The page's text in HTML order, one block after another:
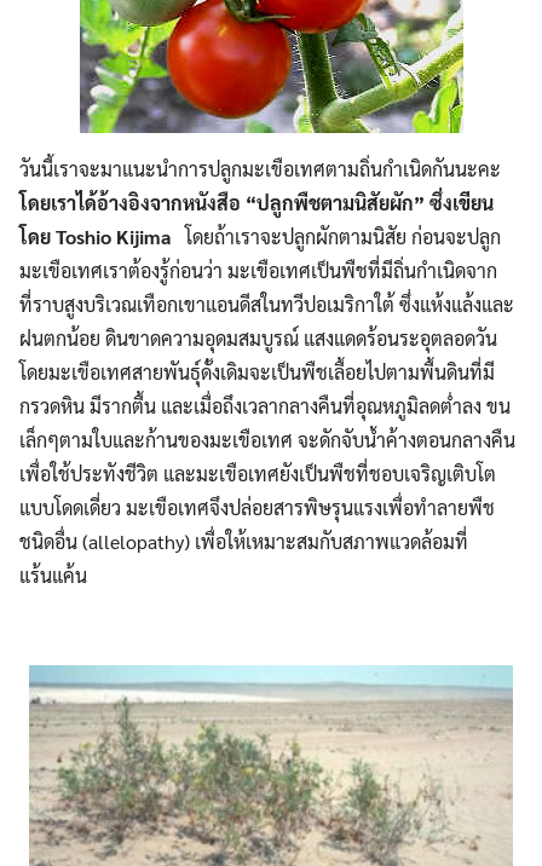
วันนี้เราจะมาแนะนำการปลูกมะเขือเทศตามถิ่นกำเนิดกันนะคะ
โดยเราได้อ้างอิงจากหนังสือ “ปลูกพืชตามนิสัยผัก” ซึ่งเขียน
โดย Toshio Kijima โดยถ้าเราจะปลูกผักตามนิสัย ก่อนจะปลูก
มะเขือเทศเราต้องรู้ก่อนว่า มะเขือเทศเป็นพืชที่มีถิ่นกำเนิดจาก
ที่ราบสูงบริเวณเทือกเขาแอนดีสในทวีปอเมริกาใต้ ซึ่งแห้งแล้งและ
ฝนตกน้อย ดินขาดความอุดมสมบูรณ์ แสงแดดร้อนระอุตลอดวัน
โดยมะเขือเทศสายพันธุ์ดั้งเดิมจะเป็นพืชเลื้อยไปตามพื้นดินที่มี
กรวดหิน มีรากตื้น และเมื่อถึงเวลากลางคืนที่อุณหภูมิลดต่ำลง ขน
เล็กๆตามใบและก้านของมะเขือเทศ จะดักจับน้ำค้างตอนกลางคืน
เพื่อใช้ประทังชีวิต และมะเขือเทศยังเป็นพืชที่ชอบเจริญเติบโต
แบบโดดเดี่ยว มะเขือเทศจึงปล่อยสารพิษรุนแรงเพื่อทำลายพืช
ชนิดอื่น (allelopathy) เพื่อให้เหมาะสมกับสภาพแวดล้อมที่
แร้นแค้น